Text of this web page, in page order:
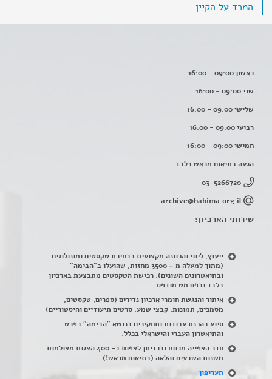
המרד על הקיין
ראשון 09:00 - 16:00
שני 09:00 - 16:00
שלישי 09:00 - 16:00
רביעי 09:00 - 16:00
חמישי 09:00 - 16:00
הגעה בתיאום מראש בלבד
03-5266720
archive@habima.org.il
שירותי הארכיון:
ייעוץ, ליווי והכוונה מקצועית בבחירת טקסטים ומונולוגים
(מתוך למעלה מ – 3500 מחזות, שהועלו ב"הבימה"
ובתיאטרונים השונים). רכישת הטקסטים מתבצעת בארכיון
בלבד ובפורמט מודפס.
איתור והנגשת חומרי ארכיון נדירים (ספרים, טקסטים,
מסמכים, תמונות, קבצי שמע, סרטים תיעודיים והיסטוריים)
סיוע בהכנת עבודות ותחקירים בנושא "הבימה" בפרט
והתיאטרון העברי והישראלי בכלל.
חדר הצפייה מרווח ובו ניתן לצפות ב- 400 הצגות מצולמות
משנות השבעים והלאה (בתיאום מראש!)
תעריפון